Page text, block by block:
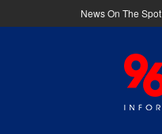
News On The Spot